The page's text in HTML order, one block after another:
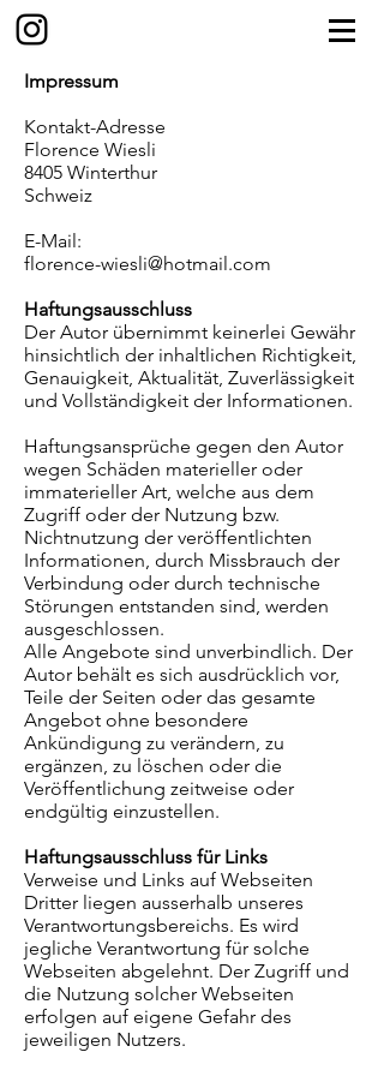
Impressum
Kontakt-Adresse
Florence Wiesli
8405 Winterthur
Schweiz
E-Mail:
florence-wiesli@hotmail.com
Haftungsausschluss
Der Autor übernimmt keinerlei Gewähr
hinsichtlich der inhaltlichen Richtigkeit,
Genauigkeit, Aktualität, Zuverlässigkeit
und Vollständigkeit der Informationen.
Haftungsansprüche gegen den Autor
wegen Schäden materieller oder
immaterieller Art, welche aus dem
Zugriff oder der Nutzung bzw.
Nichtnutzung der veröffentlichten
Informationen, durch Missbrauch der
Verbindung oder durch technische
Störungen entstanden sind, werden
ausgeschlossen.
Alle Angebote sind unverbindlich. Der
Autor behält es sich ausdrücklich vor,
Teile der Seiten oder das gesamte
Angebot ohne besondere
Ankündigung zu verändern, zu
ergänzen, zu löschen oder die
Veröffentlichung zeitweise oder
endgültig einzustellen.
Haftungsausschluss für Links
Verweise und Links auf Webseiten
Dritter liegen ausserhalb unseres
Verantwortungsbereichs. Es wird
jegliche Verantwortung für solche
Webseiten abgelehnt. Der Zugriff und
die Nutzung solcher Webseiten
erfolgen auf eigene Gefahr des
jeweiligen Nutzers.